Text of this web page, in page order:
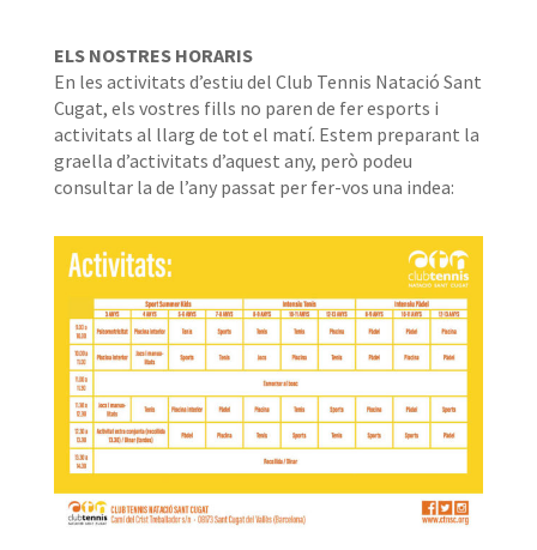
ELS NOSTRES HORARIS
En les activitats d’estiu del Club Tennis Natació Sant
Cugat, els vostres fills no paren de fer esports i
activitats al llarg de tot el matí. Estem preparant la
graella d’activitats d’aquest any, però podeu
consultar la de l’any passat per fer-vos una indea: